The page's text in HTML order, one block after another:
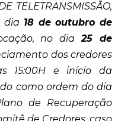
TELETRANSMISSÃO,
dia 18 de outubro de
no dia25 de
dos credores
15:00H e início da
como ordem do dia
de Recuperação